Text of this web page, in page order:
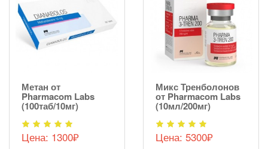
Метан от
Pharmacom Labs
(100таб/10мг)
Цена: 1300₽
Микс Тренболонов
от Pharmacom Labs
(10мл/200мг)
Цена: 5300₽